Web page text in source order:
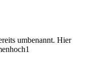
umbenannt. Hier